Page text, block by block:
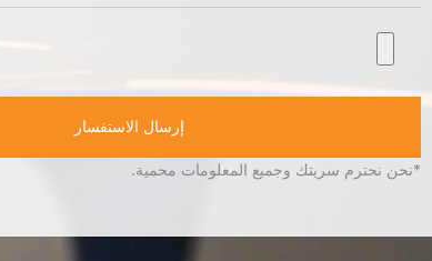
إرسال الاستفسار
*نحن نحترم سريتك وجميع المعلومات محمية.